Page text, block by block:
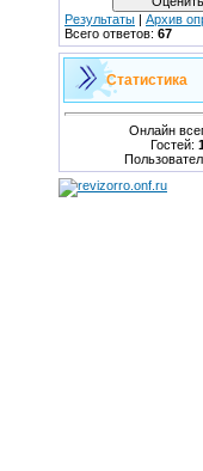
Результаты | Архив
Всего ответов: 67
Статистика
Онлайн
Гостей: